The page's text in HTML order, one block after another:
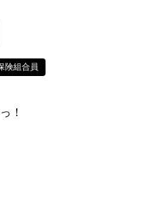
険組合員
！